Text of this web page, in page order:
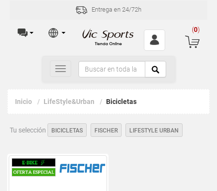
Entrega en 24/72h
(0)
Toggle
navigation
Inicio LifeStyle&Urban Bicicletas
Tu selección BICICLETAS FISCHER LIFESTYLE URBAN